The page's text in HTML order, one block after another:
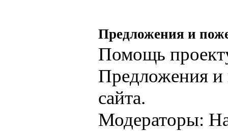
Предложения и
Помощь
Предложения и
сайта.
Модераторы: